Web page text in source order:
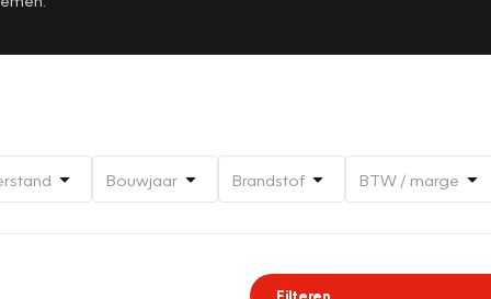
Bouwjaar Brandstof BTW / marge